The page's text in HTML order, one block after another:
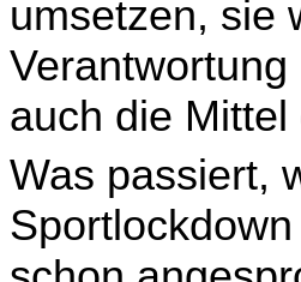
umsetzen, sie
auch die Mittel
Was passiert,